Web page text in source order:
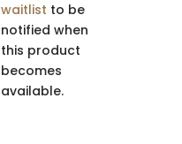
kr 347,00.
waitlist to be
notified when
this product
becomes
available.